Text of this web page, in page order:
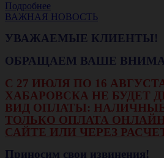
Подробнее
ВАЖНАЯ НОВОСТЬ
УВАЖАЕМЫЕ КЛИЕНТЫ!
ОБРАЩАЕМ ВАШЕ
С 27 ИЮЛЯ ПО 16
ХАБАРОВСКА НЕ БУДЕТ
ВИД ОПЛАТЫ:
ТОЛЬКО ОПЛАТА
САЙТЕ ИЛИ ЧЕРЕЗ
Приносим свои извинения!